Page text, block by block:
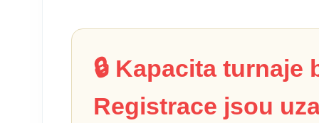
🔒 Kapacita turnaje
Registrace jsou